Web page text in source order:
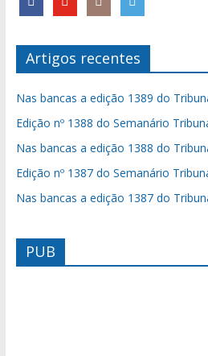
Artigos recentes
Nas bancas a edição 1389 do
Edição nº 1388 do Semanário
Nas bancas a edição 1388 do
Edição nº 1387 do Semanário
Nas bancas a edição 1387 do
PUB